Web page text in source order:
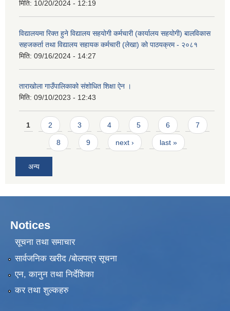
मिति: 10/20/2024 - 12:19
विद्यालयमा रिक्त हुने विद्यालय सहयोगी कर्मचारी (कार्यालय सहयोगी) बालविकास
सहजकर्ता तथा विद्यालय सहायक कर्मचारी (लेखा) को पाठयक्रम - २०८१
मिति: 09/16/2024 - 14:27
ताराखोला गाउँपालिकाको संशोधित शिक्षा ऐन ।
मिति: 09/10/2023 - 12:43
Pages
1 2 3 4 5 6 7
8 9 next › last »
अन्य
Notices
सूचना तथा समाचार
सार्वजनिक खरीद /बोलपत्र सूचना
एन, कानुन तथा निर्देशिका
कर तथा शुल्कहरु